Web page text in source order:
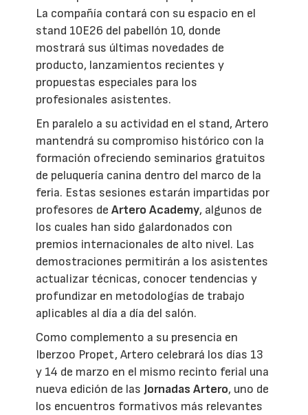
La compañía contará con su espacio en el
stand 10E26 del pabellón 10, donde
mostrará sus últimas novedades de
producto, lanzamientos recientes y
propuestas especiales para los
profesionales asistentes.
En paralelo a su actividad en el stand, Artero
mantendrá su compromiso histórico con la
formación ofreciendo seminarios gratuitos
de peluquería canina dentro del marco de la
feria. Estas sesiones estarán impartidas por
profesores deArtero Academy, algunos de
los cuales han sido galardonados con
premios internacionales de alto nivel. Las
demostraciones permitirán a los asistentes
actualizar técnicas, conocer tendencias y
profundizar en metodologías de trabajo
aplicables al día a día del salón.
Como complemento a su presencia en
Iberzoo Propet, Artero celebrará los días 13
y 14 de marzo en el mismo recinto ferial una
nueva edición de las Jornadas Artero, uno de
los encuentros formativos más relevantes